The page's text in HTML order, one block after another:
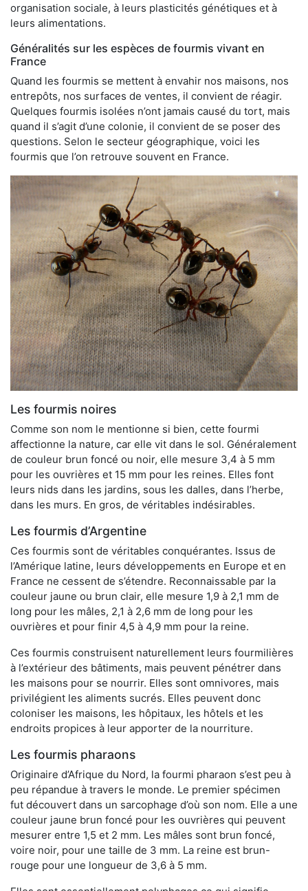
organisation sociale, à leurs plasticités génétiques et à
leurs alimentations.
Généralités sur les espèces de fourmis vivant en
France
Quand les fourmis se mettent à envahir nos maisons, nos
entrepôts, nos surfaces de ventes, il convient de réagir.
Quelques fourmis isolées n’ont jamais causé du tort, mais
quand il s’agit d’une colonie, il convient de se poser des
questions. Selon le secteur géographique, voici les
fourmis que l’on retrouve souvent en France.
Les fourmis noires
Comme son nom le mentionne si bien, cette fourmi
affectionne la nature, car elle vit dans le sol. Généralement
de couleur brun foncé ou noir, elle mesure 3,4 à 5 mm
pour les ouvrières et 15 mm pour les reines. Elles font
leurs nids dans les jardins, sous les dalles, dans l’herbe,
dans les murs. En gros, de véritables indésirables.
Les fourmis d’Argentine
Ces fourmis sont de véritables conquérantes. Issus de
l’Amérique latine, leurs développements en Europe et en
France ne cessent de s’étendre. Reconnaissable par la
couleur jaune ou brun clair, elle mesure 1,9 à 2,1 mm de
long pour les mâles, 2,1 à 2,6 mm de long pour les
ouvrières et pour finir 4,5 à 4,9 mm pour la reine.
Ces fourmis construisent naturellement leurs fourmilières
à l’extérieur des bâtiments, mais peuvent pénétrer dans
les maisons pour se nourrir. Elles sont omnivores, mais
privilégient les aliments sucrés. Elles peuvent donc
coloniser les maisons, les hôpitaux, les hôtels et les
endroits propices à leur apporter de la nourriture.
Les fourmis pharaons
Originaire d’Afrique du Nord, la fourmi pharaon s’est peu à
peu répandue à travers le monde. Le premier spécimen
fut découvert dans un sarcophage d’où son nom. Elle a une
couleur jaune brun foncé pour les ouvrières qui peuvent
mesurer entre 1,5 et 2 mm. Les mâles sont brun foncé,
voire noir, pour une taille de 3 mm. La reine est brun-
rouge pour une longueur de 3,6 à 5 mm.